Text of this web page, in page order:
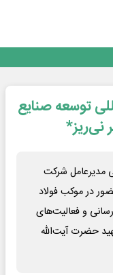
می‌مانند
توسعه صنایع
نی‌ریز*
مدیرعامل شرکت
در موکب فولاد
و فعالیت‌های
حضرت آیت‌الله